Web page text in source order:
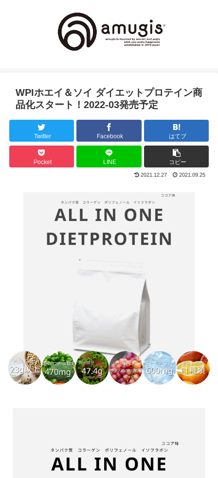
WPIホエイ＆ソイ ダイエットプロテイン商
品化スタート！2022-03発売予定
Twitter Facebook はてブ
Pocket LINE コピー
2021.12.27 2021.09.25